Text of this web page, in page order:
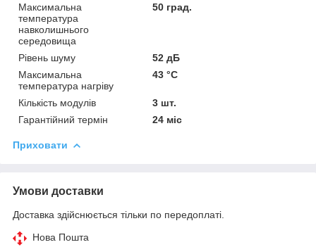
Максимальна
температура
навколишнього
середовища
50 град.
Рівень шуму
52 дБ
Максимальна
температура нагріву
43 °С
Кількість модулів
3 шт.
Гарантійний термін
24 міс
Приховати
Умови доставки
Доставка здійснюється тільки по передоплаті.
Нова Пошта